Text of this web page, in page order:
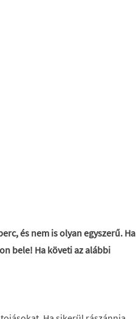
és nem is olyan egyszerű. Ha
bele! Ha követi az alábbi